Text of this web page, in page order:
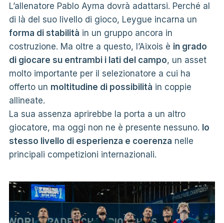
L’allenatore Pablo Ayma dovrà adattarsi. Perché al
di là del suo livello di gioco, Leygue incarna un
forma di stabilità in un gruppo ancora in
costruzione. Ma oltre a questo, l’Aixois è in grado
di giocare su entrambi i lati del campo, un asset
molto importante per il selezionatore a cui ha
offerto un moltitudine di possibilità in coppie
allineate.
La sua assenza aprirebbe la porta a un altro
giocatore, ma oggi non ne è presente nessuno. lo
stesso livello di esperienza e coerenza nelle
principali competizioni internazionali.